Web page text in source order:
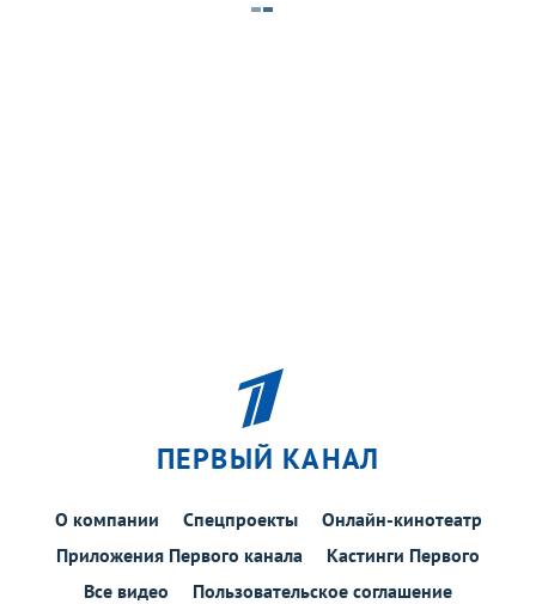
ПЕРВЫЙ КАНАЛ
О компании Спецпроекты
Онлайн-кинотеатр
Приложения Первого канала
Кастинги Первого
Все видео
Пользовательское соглашение